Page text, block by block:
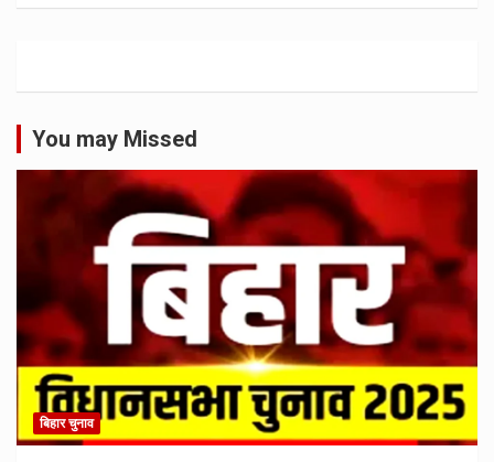
You may Missed
बिहार चुनाव